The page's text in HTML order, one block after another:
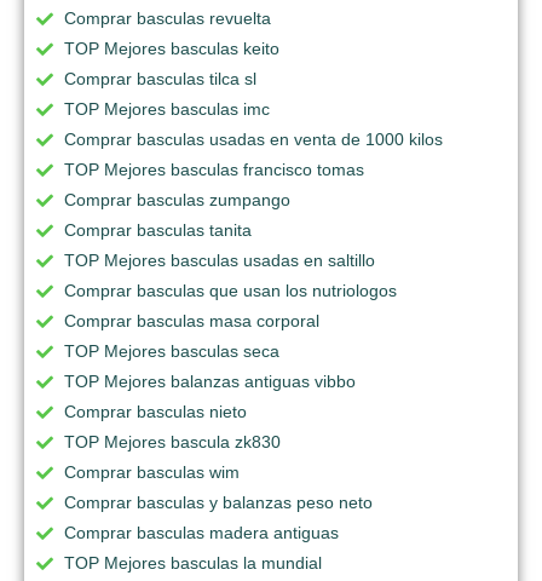
Comprar basculas revuelta
TOP Mejores basculas keito
Comprar basculas tilca sl
TOP Mejores basculas imc
Comprar basculas usadas en venta de 1000 kilos
TOP Mejores basculas francisco tomas
Comprar basculas zumpango
Comprar basculas tanita
TOP Mejores basculas usadas en saltillo
Comprar basculas que usan los nutriologos
Comprar basculas masa corporal
TOP Mejores basculas seca
TOP Mejores balanzas antiguas vibbo
Comprar basculas nieto
TOP Mejores bascula zk830
Comprar basculas wim
Comprar basculas y balanzas peso neto
Comprar basculas madera antiguas
TOP Mejores basculas la mundial